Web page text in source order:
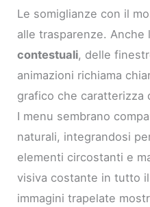
Le somiglianze con il
alle trasparenze. Anche
contestuali, delle
animazioni richiama
grafico che caratterizza
I menu sembrano
naturali, integrandosi
elementi circostanti e
visiva costante in tutto
immagini trapelate